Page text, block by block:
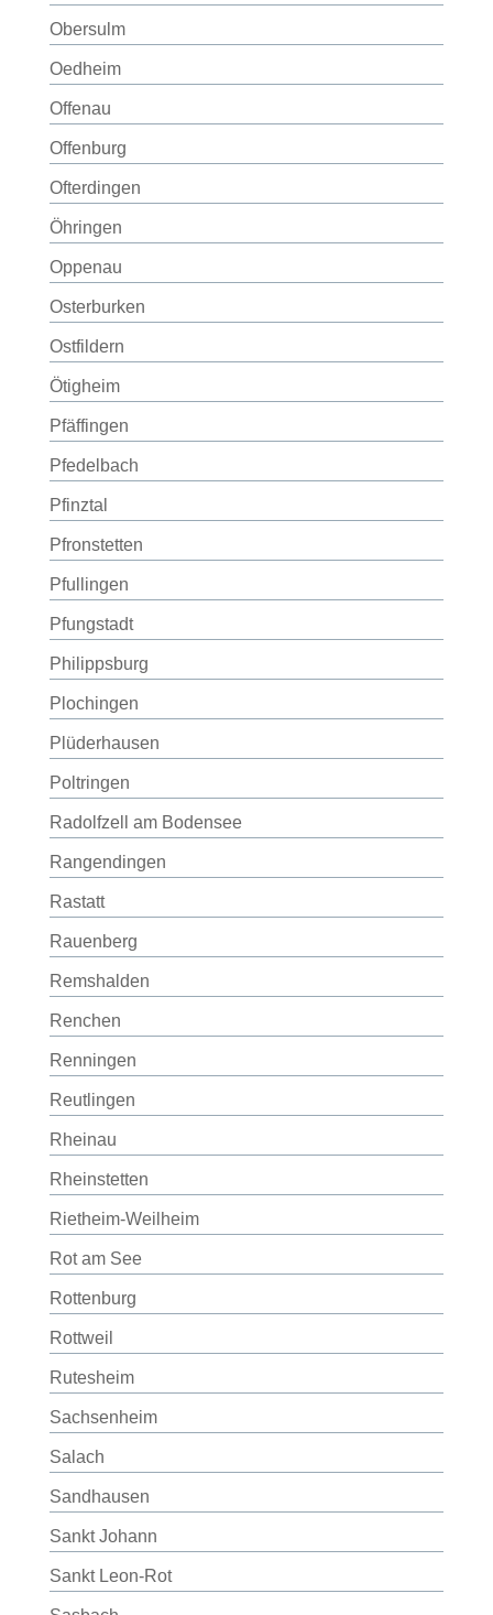
Obersulm
Oedheim
Offenau
Offenburg
Ofterdingen
Öhringen
Oppenau
Osterburken
Ostfildern
Ötigheim
Pfäffingen
Pfedelbach
Pfinztal
Pfronstetten
Pfullingen
Pfungstadt
Philippsburg
Plochingen
Plüderhausen
Poltringen
Radolfzell am Bodensee
Rangendingen
Rastatt
Rauenberg
Remshalden
Renchen
Renningen
Reutlingen
Rheinau
Rheinstetten
Rietheim-Weilheim
Rot am See
Rottenburg
Rottweil
Rutesheim
Sachsenheim
Salach
Sandhausen
Sankt Johann
Sankt Leon-Rot